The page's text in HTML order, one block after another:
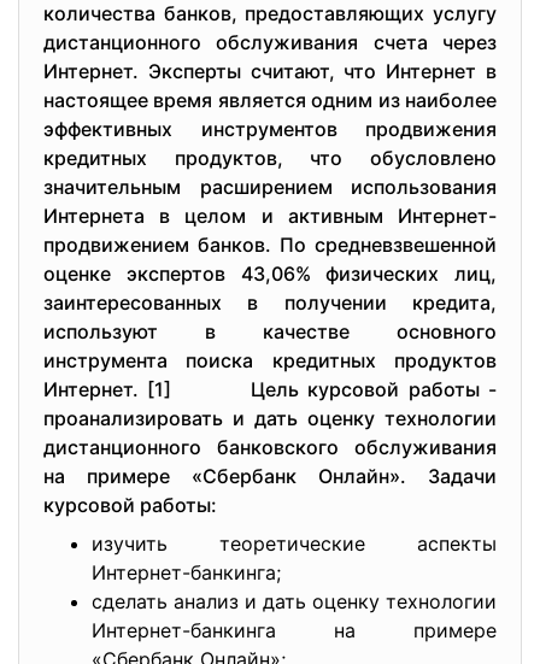
количества банков, предоставляющих услугу
дистанционного обслуживания счета через
Интернет. Эксперты считают, что Интернет в
настоящее время является одним из наиболее
эффективных инструментов продвижения
кредитных продуктов, что обусловлено
значительным расширением использования
Интернета в целом и активным Интернет-
продвижением банков. По средневзвешенной
оценке экспертов 43,06% физических лиц,
заинтересованных в получении кредита,
используют в качестве основного
инструмента поиска кредитных продуктов
Интернет. [1] Цель курсовой работы -
проанализировать и дать оценку технологии
дистанционного банковского обслуживания
на примере «Сбербанк Онлайн». Задачи
курсовой работы:
изучить теоретические аспекты
Интернет-банкинга;
сделать анализ и дать оценку технологии
Интернет-банкинга на примере
«Сбербанк Онлайн»;